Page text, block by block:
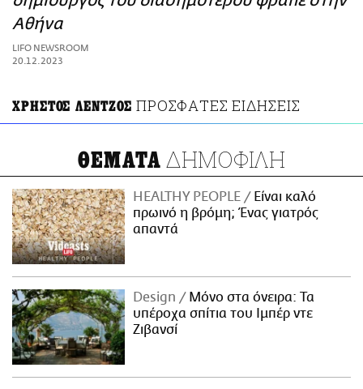
ΑΜΠΑ
PRINT
Αθήνα
LIFO NEWSROOM
20.12.2023
ΧΡΗΣΤΟΣ ΛΕΝΤΖΟΣ ΠΡΟΣΦΑΤΕΣ ΕΙΔΗΣΕΙΣ
ΘΕΜΑΤΑ ΔΗΜΟΦΙΛΗ
HEALTHY PEOPLE
Είναι καλό
πρωινό η βρόμη; Ένας γιατρός
απαντά
Design
Μόνο στα όνειρα: Τα
υπέροχα σπίτια του Ιμπέρ ντε
Ζιβανσί